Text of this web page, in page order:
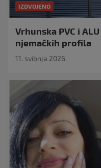
IZDVOJENO
Vrhunska PVC i
njemačkih profila
11. svibnja 2026.